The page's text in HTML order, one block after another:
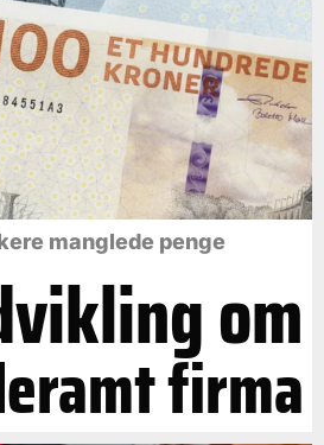
manglede penge
om
firma